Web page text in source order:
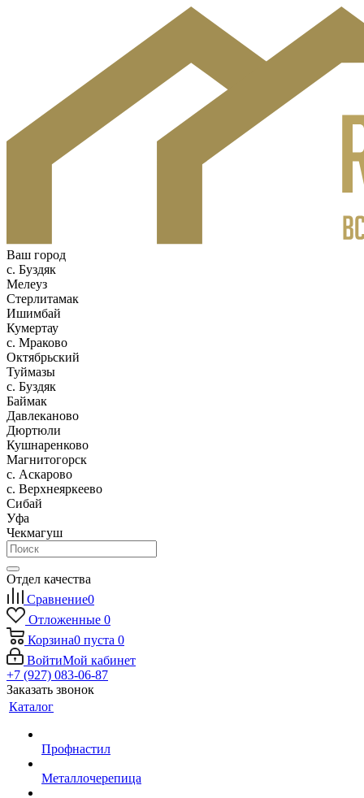
Ваш город
c. Буздяк
Мелеуз
Стерлитамак
Ишимбай
Кумертау
c. Мраково
Октябрьский
Туймазы
c. Буздяк
Баймак
Давлеканово
Дюртюли
Кушнаренково
Магнитогорск
с. Аскарово
с. Верхнеяркеево
Сибай
Уфа
Чекмагуш
Отдел качества
Сравнение0
Отложенные 0
Корзина0 пуста 0
ВойтиМой кабинет
+7 (927) 083-06-87
Заказать звонок
Каталог
Профнастил
Металлочерепица